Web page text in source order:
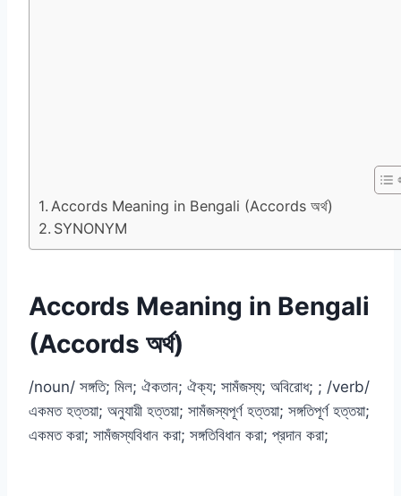
Accords Meaning in Bengali (Accords অর্থ)
SYNONYM
Accords Meaning in Bengali
(Accords অর্থ)
/noun/ সঙ্গতি; মিল; ঐকতান; ঐক্য; সামঁজস্য; অবিরোধ; ; /verb/
একমত হত্তয়া; অনুযায়ী হত্তয়া; সামঁজস্যপূর্ণ হত্তয়া; সঙ্গতিপূর্ণ হত্তয়া;
একমত করা; সামঁজস্যবিধান করা; সঙ্গতিবিধান করা; প্রদান করা;